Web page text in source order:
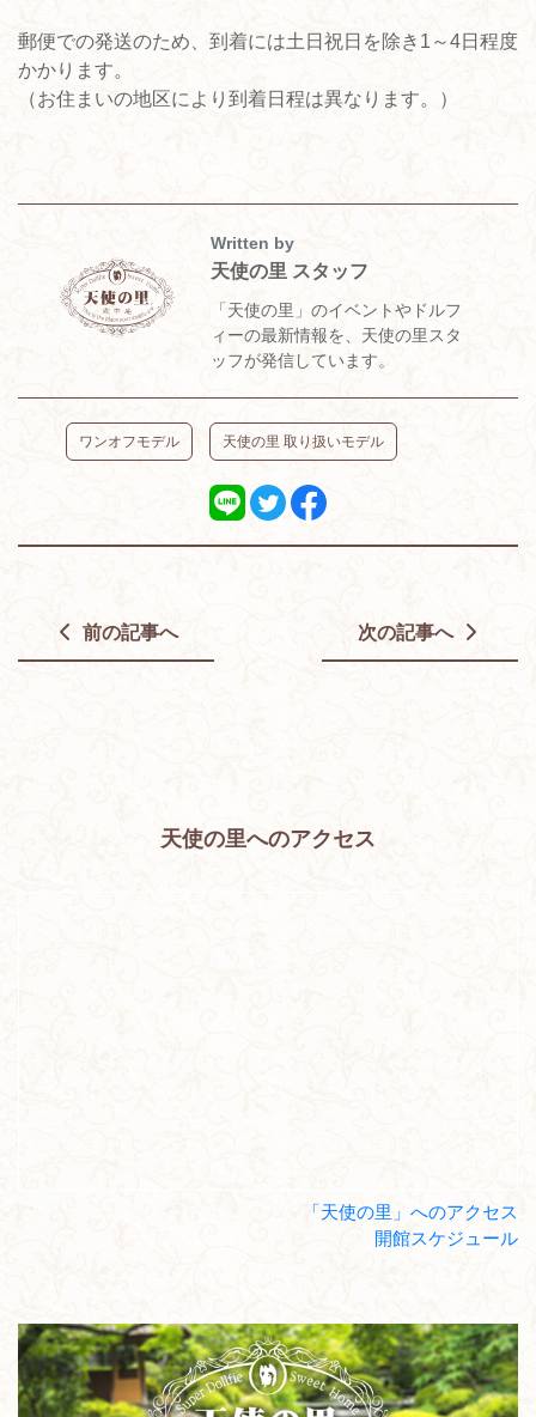
郵便での発送のため、到着には土日祝日を除き1～4日程度
かかります。
（お住まいの地区により到着日程は異なります。）
Written by
天使の里 スタッフ
「天使の里」のイベントやドルフ
ィーの最新情報を、天使の里スタ
ッフが発信しています。
ワンオフモデル 天使の里 取り扱いモデル
前の記事へ 次の記事へ
天使の里へのアクセス
「天使の里」へのアクセス
開館スケジュール